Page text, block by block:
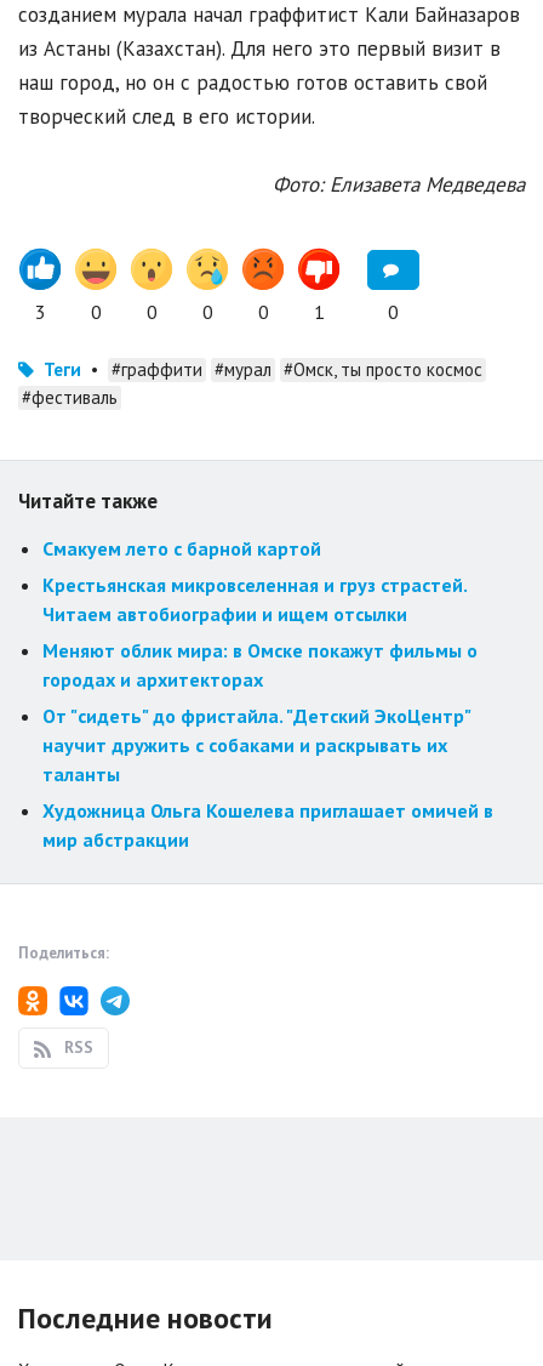
созданием мурала начал граффитист Кали Байназаров
из Астаны (Казахстан). Для него это первый визит в
наш город, но он с радостью готов оставить свой
творческий след в его истории.
Фото: Елизавета Медведева
3 0 0 0 0 1 0
Теги • #граффити #мурал #Омск, ты просто космос
#фестиваль
Читайте также
Смакуем лето с барной картой
Крестьянская микровселенная и груз страстей.
Читаем автобиографии и ищем отсылки
Меняют облик мира: в Омске покажут фильмы о
городах и архитекторах
От "сидеть" до фристайла. "Детский ЭкоЦентр"
научит дружить с собаками и раскрывать их
таланты
Художница Ольга Кошелева приглашает омичей в
мир абстракции
Поделиться:
RSS
Последние новости